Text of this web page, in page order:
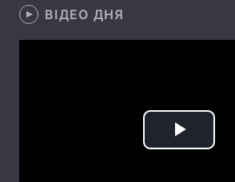
Відео з Youtube
ВІДЕО ДНЯ
Play